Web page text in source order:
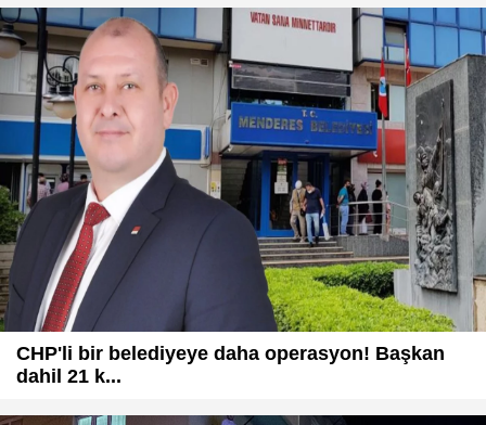
CHP'li bir belediyeye daha operasyon! Başkan
dahil 21 k...